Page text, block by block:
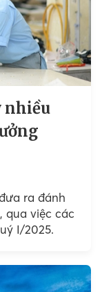
nhiều
ra đánh
qua việc các
I/2025.